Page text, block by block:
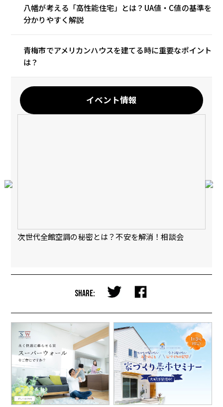
八幡が考える「高性能住宅」とは？UA値・C値の基準を
分かりやすく解説
青梅市でアメリカンハウスを建てる時に重要なポイント
は？
イベント情報
次世代全館空調の秘密とは？不安を解消！相談会
SHARE: